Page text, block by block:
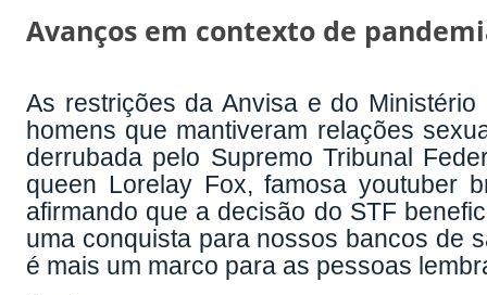
Avanços em contexto de
As restrições da Anvisa e do
homens que mantiveram relações
derrubada pelo Supremo Tribunal
queen Lorelay Fox, famosa youtuber
afirmando que a decisão do STF
uma conquista para nossos bancos de
é mais um marco para as pessoas